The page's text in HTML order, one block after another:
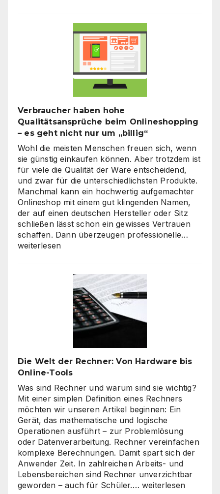
Verbraucher haben hohe
Qualitätsansprüche beim Onlineshopping
– es geht nicht nur um „billig“
Wohl die meisten Menschen freuen sich, wenn
sie günstig einkaufen können. Aber trotzdem ist
für viele die Qualität der Ware entscheidend,
und zwar für die unterschiedlichsten Produkte.
Manchmal kann ein hochwertig aufgemachter
Onlineshop mit einem gut klingenden Namen,
der auf einen deutschen Hersteller oder Sitz
schließen lässt schon ein gewisses Vertrauen
schaffen. Dann überzeugen professionelle…
„billig“
weiterlesen
Die Welt der Rechner: Von Hardware bis
Online-Tools
Was sind Rechner und warum sind sie wichtig?
Mit einer simplen Definition eines Rechners
möchten wir unseren Artikel beginnen: Ein
Gerät, das mathematische und logische
Operationen ausführt – zur Problemlösung
oder Datenverarbeitung. Rechner vereinfachen
komplexe Berechnungen. Damit spart sich der
Anwender Zeit. In zahlreichen Arbeits- und
Lebensbereichen sind Rechner unverzichtbar
geworden – auch für Schüler.… Die
weiterlesen